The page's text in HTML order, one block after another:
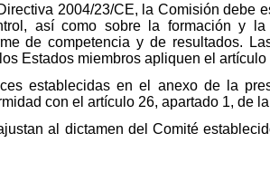
2004/23/CE, la Comisión debe
así como sobre la formación y
de competencia y de resultados.
Estados miembros apliquen el
establecidas en el anexo de la
con el artículo 26, apartado 1, de
al dictamen del Comité